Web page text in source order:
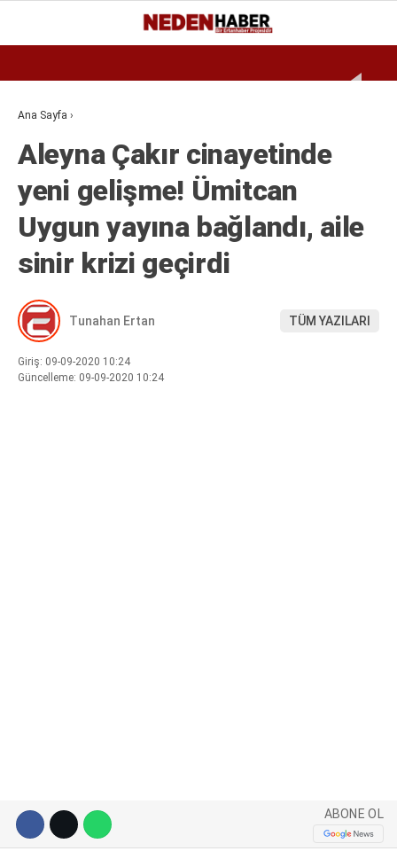
27.2
BURSA
EKONOMI
BIYOGRAFI
DÜNYA
SPOR
SIYASET
SAĞLIK
Ana Sayfa ›
Aleyna Çakır cinayetinde
yeni gelişme! Ümitcan
Uygun yayına bağlandı, aile
sinir krizi geçirdi
Tunahan Ertan TÜM YAZILARI
Giriş: 09-09-2020 10:24
Güncelleme: 09-09-2020 10:24
ABONE OL